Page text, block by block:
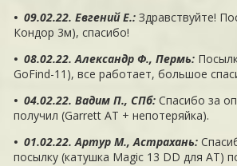
• 09.02.22. Евгений Е.:Здравствуйте!
Кондор 3м), спасибо!
• 08.02.22. Александр Ф., Пермь:
GoFind-11), все работает, большое
• 04.02.22. Вадим П., СПб:Спасибо за
получил (Garrett AT + непотеряйка).
• 01.02.22. Артур М., Астрахань:
посылку (катушка Magic 13 DD для AT)